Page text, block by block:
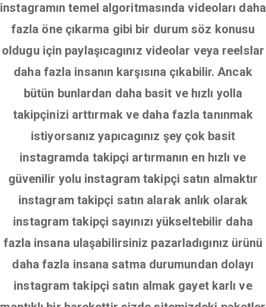
instagramın temel algoritmasında videoları daha
fazla öne çıkarma gibi bir durum söz konusu
oldugu için paylaşıcagınız videolar veya reelslar
daha fazla insanın karşısına çıkabilir. Ancak
bütün bunlardan daha basit ve hızlı yolla
takipçinizi arttırmak ve daha fazla tanınmak
istiyorsanız yapıcagınız şey çok basit
instagramda takipçi artırmanın en hızlı ve
güvenilir yolu instagram takipçi satın almaktır
instagram takipçi satın alarak anlık olarak
instagram takipçi sayınızı yükseltebilir daha
fazla insana ulaşabilirsiniz pazarladıgınız ürünü
daha fazla insana satma durumundan dolayı
instagram takipçi satın almak gayet karlı ve